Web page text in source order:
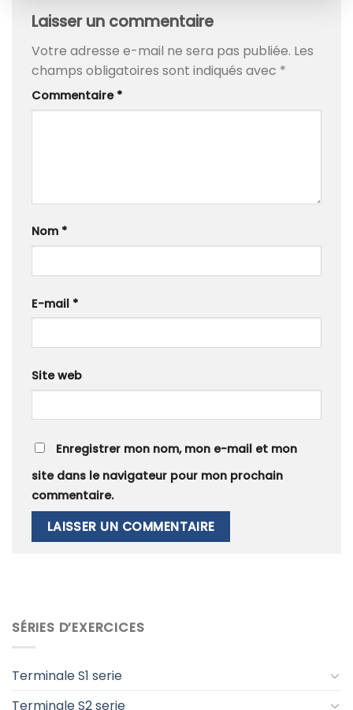
SÉRIES D’EXERCICES
Terminale S1 serie
Terminale S2 serie
Laisser un commentaire
Votre adresse e-mail ne sera pas publiée. Les
champs obligatoires sont indiqués avec *
Commentaire *
Nom *
E-mail *
Site web
Enregistrer mon nom, mon e-mail et mon
site dans le navigateur pour mon prochain
commentaire.